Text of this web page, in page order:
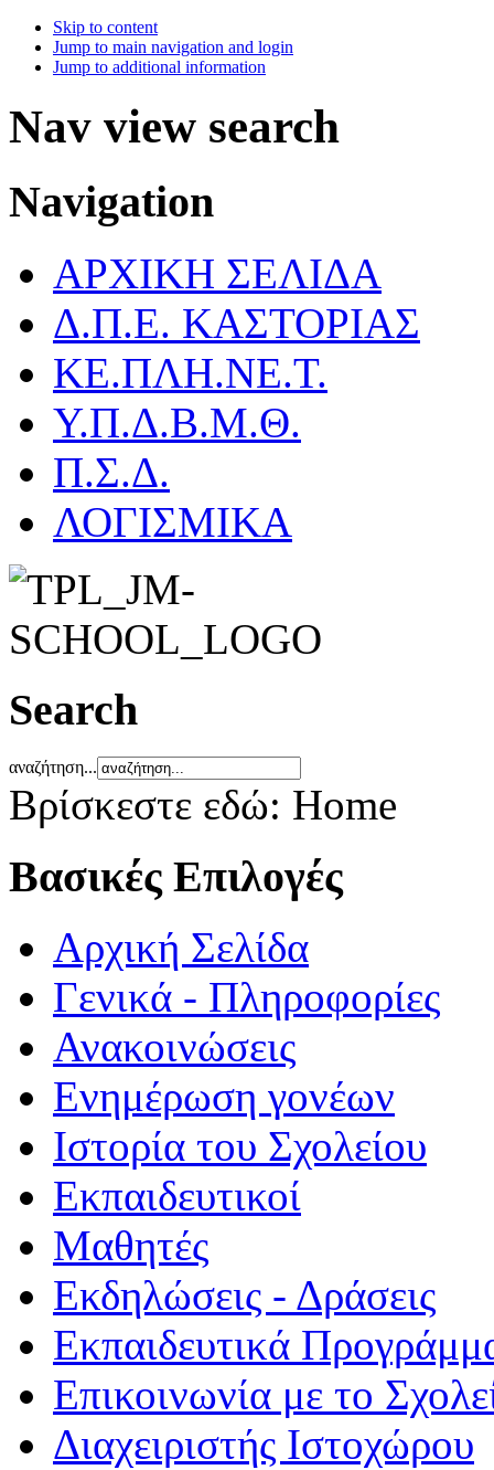
Skip to content
Jump to main navigation and login
Jump to additional information
Nav view search
Navigation
ΑΡΧΙΚΗ ΣΕΛΙΔΑ
Δ.Π.Ε. ΚΑΣΤΟΡΙΑΣ
ΚΕ.ΠΛΗ.ΝΕ.Τ.
Υ.Π.Δ.Β.Μ.Θ.
Π.Σ.Δ.
ΛΟΓΙΣΜΙΚΑ
Search
αναζήτηση...
Βρίσκεστε εδώ: Home
Βασικές Επιλογές
Αρχική Σελίδα
Γενικά - Πληροφορίες
Ανακοινώσεις
Ενημέρωση γονέων
Ιστορία του Σχολείου
Εκπαιδευτικοί
Μαθητές
Εκδηλώσεις - Δράσεις
Εκπαιδευτικά
Επικοινωνία με το
Διαχειριστής Ιστοχώρου